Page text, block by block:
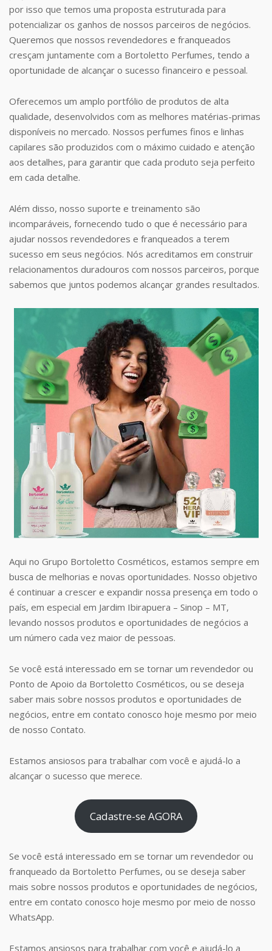
por isso que temos uma proposta estruturada para
potencializar os ganhos de nossos parceiros de negócios.
Queremos que nossos revendedores e franqueados
cresçam juntamente com a Bortoletto Perfumes, tendo a
oportunidade de alcançar o sucesso financeiro e pessoal.
Oferecemos um amplo portfólio de produtos de alta
qualidade, desenvolvidos com as melhores matérias-primas
disponíveis no mercado. Nossos perfumes finos e linhas
capilares são produzidos com o máximo cuidado e atenção
aos detalhes, para garantir que cada produto seja perfeito
em cada detalhe.
Além disso, nosso suporte e treinamento são
incomparáveis, fornecendo tudo o que é necessário para
ajudar nossos revendedores e franqueados a terem
sucesso em seus negócios. Nós acreditamos em construir
relacionamentos duradouros com nossos parceiros, porque
sabemos que juntos podemos alcançar grandes resultados.
Aqui no Grupo Bortoletto Cosméticos, estamos sempre em
busca de melhorias e novas oportunidades. Nosso objetivo
é continuar a crescer e expandir nossa presença em todo o
país, em especial em Jardim Ibirapuera – Sinop – MT,
levando nossos produtos e oportunidades de negócios a
um número cada vez maior de pessoas.
Se você está interessado em se tornar um revendedor ou
Ponto de Apoio da Bortoletto Cosméticos, ou se deseja
saber mais sobre nossos produtos e oportunidades de
negócios, entre em contato conosco hoje mesmo por meio
de nosso Contato.
Estamos ansiosos para trabalhar com você e ajudá-lo a
alcançar o sucesso que merece.
Cadastre-se AGORA
Se você está interessado em se tornar um revendedor ou
franqueado da Bortoletto Perfumes, ou se deseja saber
mais sobre nossos produtos e oportunidades de negócios,
entre em contato conosco hoje mesmo por meio de nosso
WhatsApp.
Estamos ansiosos para trabalhar com você e ajudá-lo a